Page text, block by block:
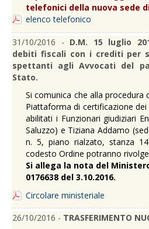
telefonici della nuova sede
elenco telefonico
31/10/2016 - D.M. 15 luglio
debiti fiscali con i crediti per
spettanti agli Avvocati del
Stato.
Si comunica che alla procedura
Piattaforma di certificazione
abilitati i Funzionari giudiziari
Saluzzo) e Tiziana Addamo
n. 5, piano rialzato, stanza
codesto Ordine potranno
Si allega la nota del
0176638 del 3.10.2016.
Circolare ministeriale
26/10/2016 - TRASFERIMENTO